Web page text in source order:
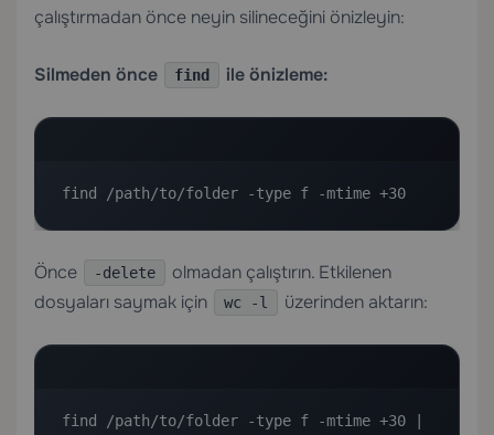
çalıştırmadan önce neyin silineceğini önizleyin:
Silmeden önce find ile önizleme:
find /path/to/folder -type f -mtime +30
Önce -delete
olmadan çalıştırın. Etkilenen
dosyaları saymak için
wc -l üzerinden aktarın:
find /path/to/folder -type f -mtime +30 |